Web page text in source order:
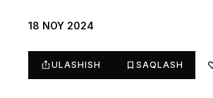
18 NOY 2024
ULASHISH SAQLASH